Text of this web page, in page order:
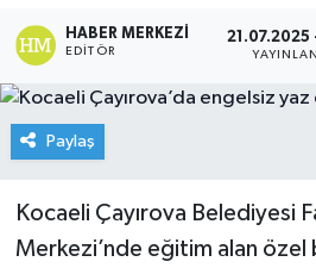
HABER MERKEZI
EDITÖR
21.07.2025
Paylaş
Kocaeli Çayırova Belediyesi
Merkezi’nde eğitim alan özel